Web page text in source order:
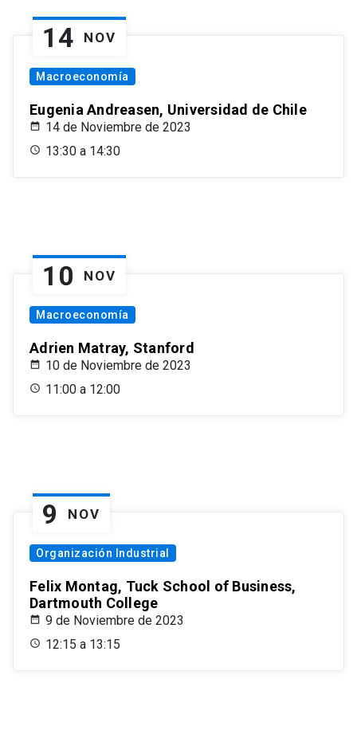
14 NOV
Macroeconomía
Eugenia Andreasen, Universidad de Chile
14 de Noviembre de 2023
13:30 a 14:30
10 NOV
Macroeconomía
Adrien Matray, Stanford
10 de Noviembre de 2023
11:00 a 12:00
9 NOV
Organización Industrial
Felix Montag, Tuck School of Business,
Dartmouth College
9 de Noviembre de 2023
12:15 a 13:15